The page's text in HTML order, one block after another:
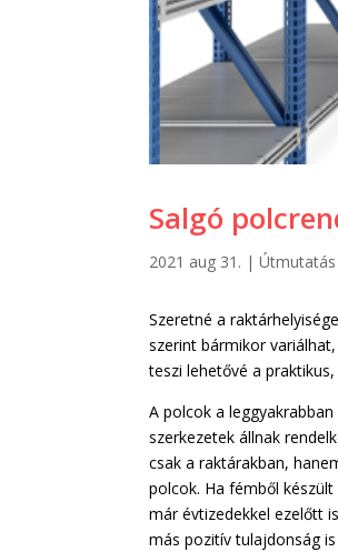
Salgó
2021 aug 31. |Útmutatás
Szeretné a
szerint bármikor
teszi lehetővé a
A polcok a
szerkezetek állnak
csak a raktárakban,
polcok. Ha fémből
már évtizedekkel ezelőtt
más pozitív tulajdonság